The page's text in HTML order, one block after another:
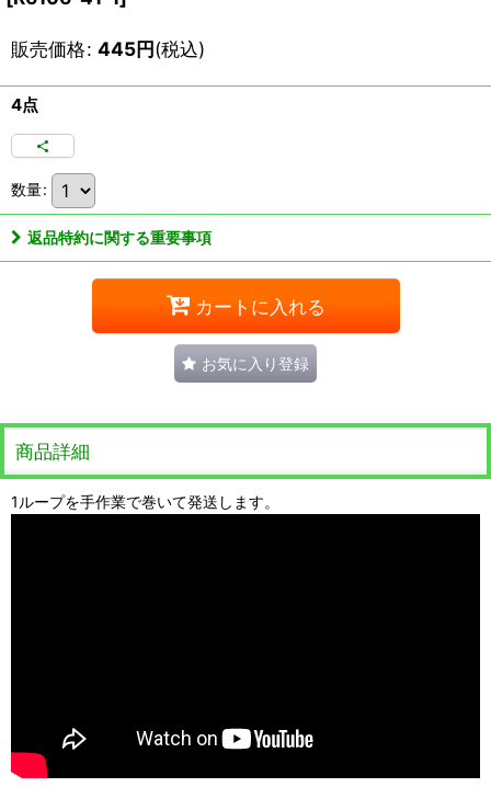
販売価格: 445円(税込)
4点
数量:
返品特約に関する重要事項
カートに入れる
お気に入り登録
商品詳細
1ループを手作業で巻いて発送します。